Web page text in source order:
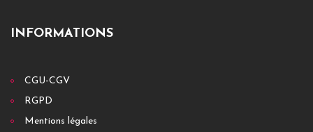
INFORMATIONS
CGU-CGV
RGPD
Mentions légales